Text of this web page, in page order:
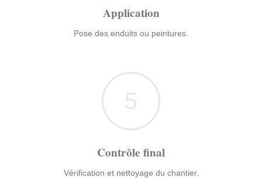
Application
Pose des enduits ou peintures.
5
Contrôle final
Vérification et nettoyage du chantier.